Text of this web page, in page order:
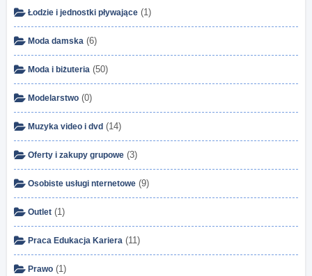
Łodzie i jednostki pływające (1)
Moda damska (6)
Moda i biżuteria (50)
Modelarstwo (0)
Muzyka video i dvd (14)
Oferty i zakupy grupowe (3)
Osobiste usługi nternetowe (9)
Outlet (1)
Praca Edukacja Kariera (11)
Prawo (1)